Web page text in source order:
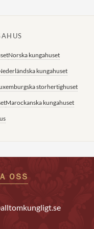
Norska kungahuset
kungahuset
storhertighuset
Marockanska kungahuset
OSS